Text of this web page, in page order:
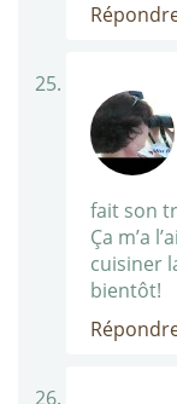
fait son
Ça m’a
cuisiner
bientôt!